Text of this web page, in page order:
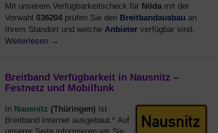
Mit unserem Verfügbarkeitscheck für Nödamit der
Vorwahl 036204 prüfen Sie den Breitbandausbau an
Ihrem Standort und welche Anbieter verfügbar sind.
Weiterlesen →
Breitband Verfügbarkeit in Nausnitz –
Festnetz und Mobilfunk
In Nausnitz (Thüringen) ist
Breitband Internet ausgebaut.* Auf